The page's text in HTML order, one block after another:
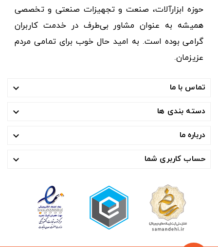
حوزه ابزارآلات، صنعت و تجهیزات صنعتی و تخصصی
همیشه به عنوان مشاور بی‌طرف در خدمت کاربران
گرامی بوده است. به امید حال خوب برای تمامی مردم
عزیزمان.
تماس با ما 
دسته بندی ها 
درباره ما 
حساب کاربری شما 